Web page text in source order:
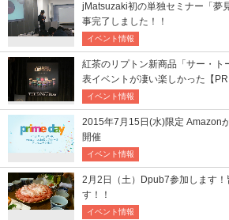
jMatsuzaki初の単独セミナー「夢
事完了しました！！
イベント情報
紅茶のリプトン新商品「サー・ト
表イベントが凄い楽しかった【PR
イベント情報
2015年7月15日(水)限定 Amazon
開催
イベント情報
2月2日（土）Dpub7参加します
す！！
イベント情報